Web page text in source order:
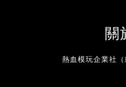
關
熱血模玩企業社